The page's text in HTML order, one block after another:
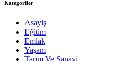
Kategoriler
Asayiş
Eğitim
Emlak
Yaşam